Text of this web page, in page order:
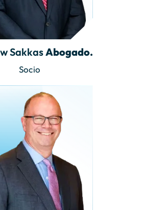
SakkasAbogado.
Socio